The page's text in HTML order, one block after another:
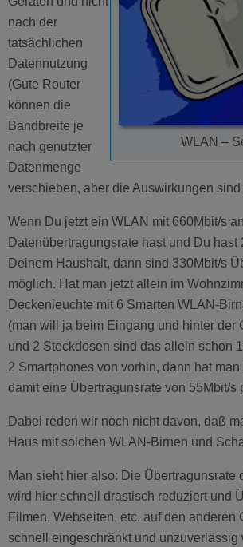
WLAN –
nach der
tatsächlichen
Datennutzung
(Gute Router
können die
Bandbreite je
nach genutzter
Datenmenge
verschieben, aber die Auswirkungen
Wenn Du jetzt ein WLAN mit 660Mbit/s
Datenübertragungsrate hast und Du hast
Deinem Haushalt, dann sind 330Mbit/s
möglich. Hat man jetzt allein im
Deckenleuchte mit 6 Smarten WLAN-
(man will ja beim Eingang und hinter der
und 2 Steckdosen sind das allein schon
2 Smartphones von vorhin, dann hat man
damit eine Übertragunsrate von 55Mbit/s
Dabei reden wir noch nicht davon, daß
Haus mit solchen WLAN-Birnen und
Man sieht hier also: Die Übertragunsrate
wird hier schnell drastisch reduziert und
Filmen, Webseiten, etc. auf den anderen
schnell eingeschränkt und unzuverlässig